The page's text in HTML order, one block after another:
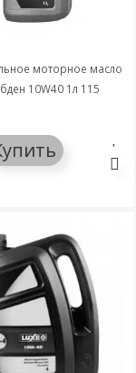
моторное масло
10W40 1л 115